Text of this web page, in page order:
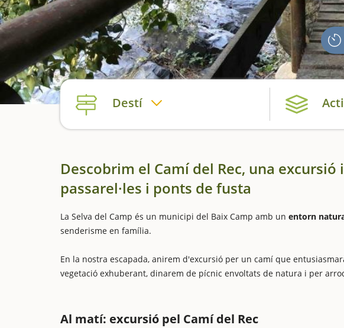
Destí
Descobrim el Camí del Rec, una
passarel·les i ponts de fusta
La Selva del Camp és un municipi del Baix Camp amb un entorn
senderisme en família.
En la nostra escapada, anirem d'excursió per un camí que
vegetació exhuberant, dinarem de pícnic envoltats de natura i per
Al matí: excursió pel Camí del Rec